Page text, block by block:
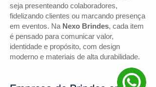
seja presenteando colaboradores,
fidelizando clientes ou marcando presença
em eventos. Na Nexo Brindes, cada item
é pensado para comunicar valor,
identidade e propósito, com design
moderno e materiais de alta durabilidade.